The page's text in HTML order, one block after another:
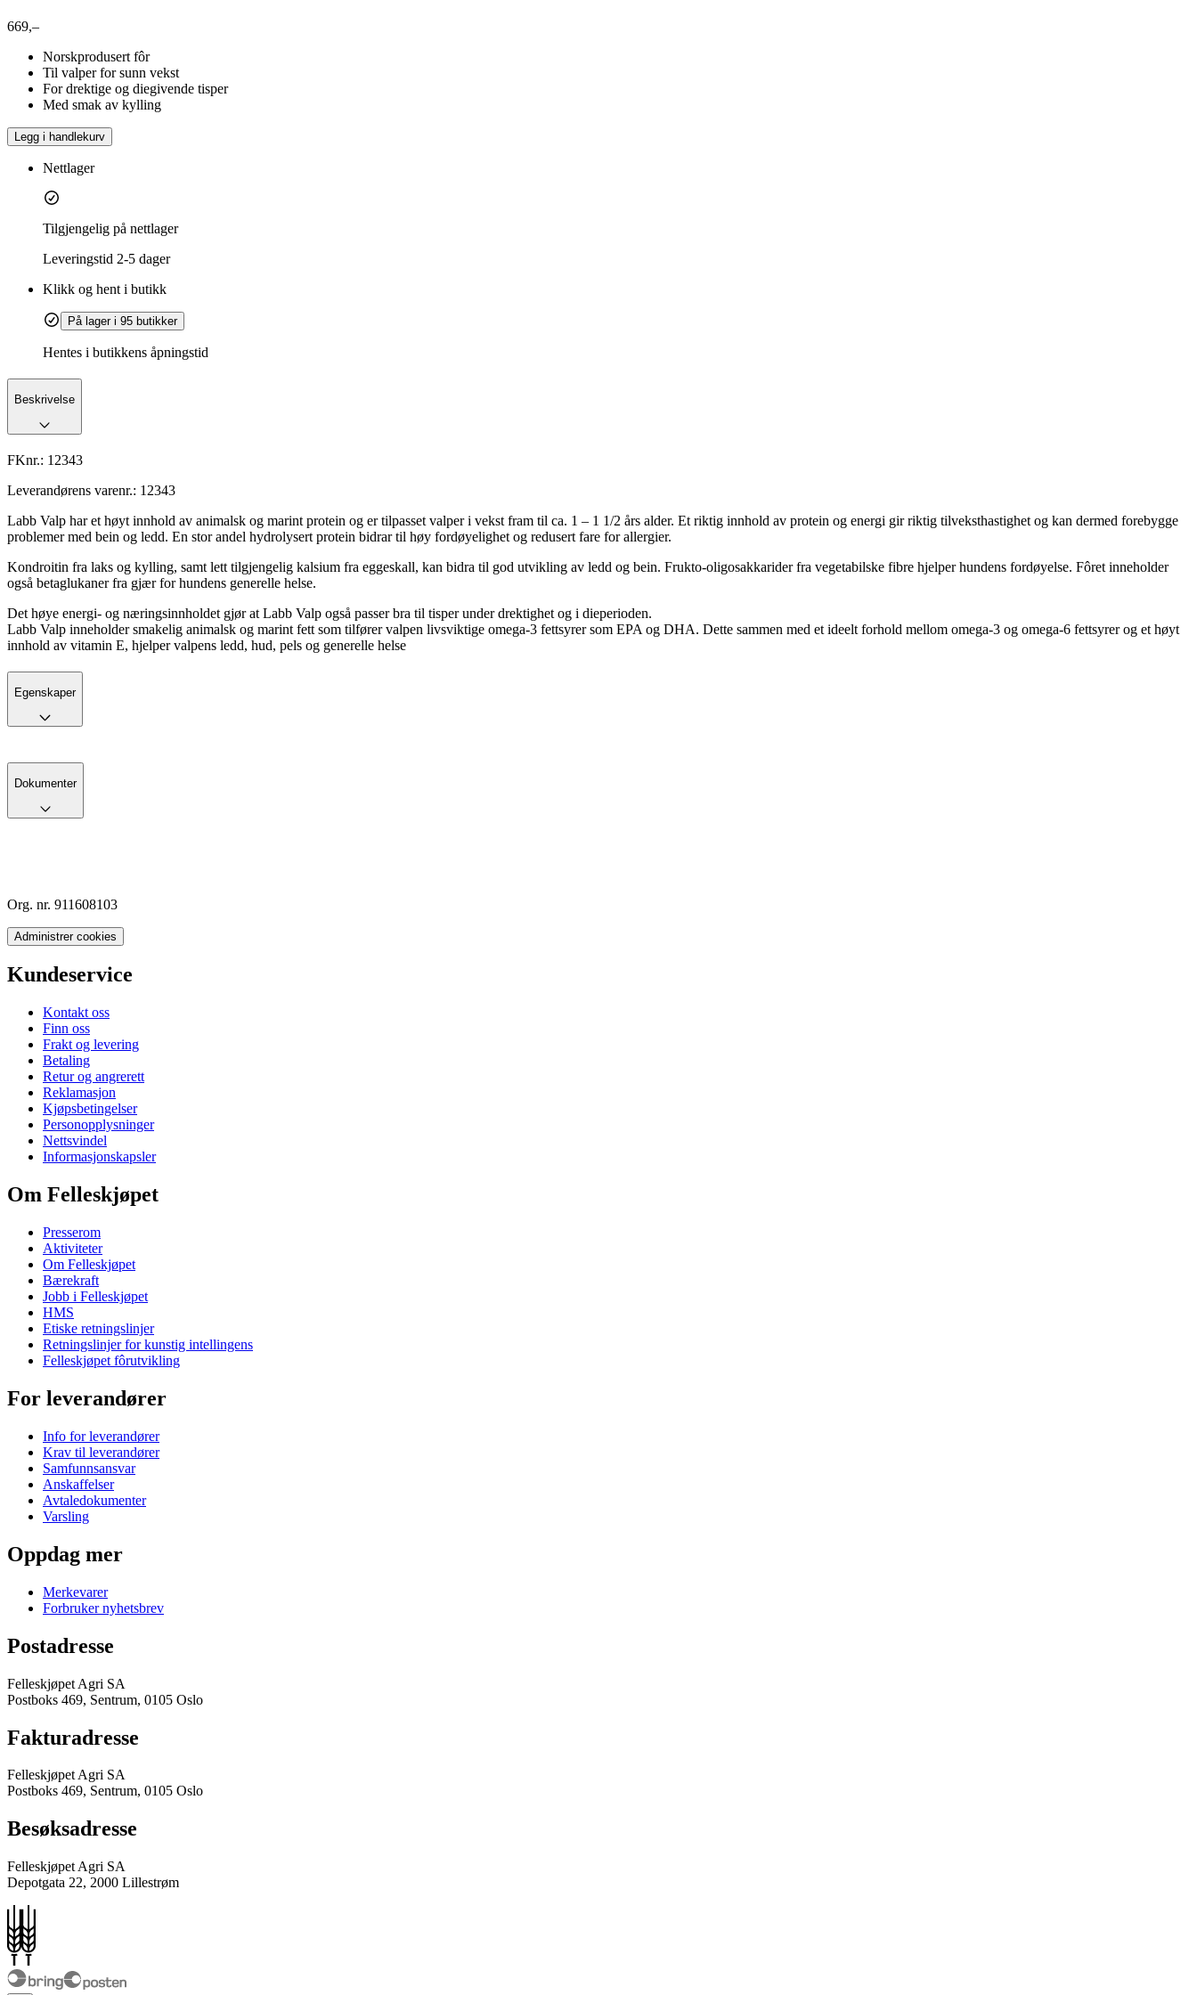
669,–
Norskprodusert fôr
Til valper for sunn vekst
For drektige og diegivende tisper
Med smak av kylling
Legg i handlekurv
Nettlager
Tilgjengelig på nettlager
Leveringstid 2-5 dager
Klikk og hent i butikk
På lager i 95 butikker
Hentes i butikkens åpningstid
Beskrivelse
FKnr.: 12343
Leverandørens varenr.: 12343
Labb Valp har et høyt innhold av animalsk og marint protein og er tilpasset valper i vekst fram til ca. 1 – 1 1/2 års alder. Et riktig innhold av protein og energi gir riktig tilveksthastighet og kan dermed forebygge
problemer med bein og ledd. En stor andel hydrolysert protein bidrar til høy fordøyelighet og redusert fare for allergier.
Kondroitin fra laks og kylling, samt lett tilgjengelig kalsium fra eggeskall, kan bidra til god utvikling av ledd og bein. Frukto-oligosakkarider fra vegetabilske fibre hjelper hundens fordøyelse. Fôret inneholder
også betaglukaner fra gjær for hundens generelle helse.
Det høye energi- og næringsinnholdet gjør at Labb Valp også passer bra til tisper under drektighet og i dieperioden.
Labb Valp inneholder smakelig animalsk og marint fett som tilfører valpen livsviktige omega-3 fettsyrer som EPA og DHA. Dette sammen med et ideelt forhold mellom omega-3 og omega-6 fettsyrer og et høyt
innhold av vitamin E, hjelper valpens ledd, hud, pels og generelle helse
Egenskaper
Dokumenter
Org. nr. 911608103
Administrer cookies
Kundeservice
Kontakt oss
Finn oss
Frakt og levering
Betaling
Retur og angrerett
Reklamasjon
Kjøpsbetingelser
Personopplysninger
Nettsvindel
Informasjonskapsler
Om Felleskjøpet
Presserom
Aktiviteter
Om Felleskjøpet
Bærekraft
Jobb i Felleskjøpet
HMS
Etiske retningslinjer
Retningslinjer for kunstig intellingens
Felleskjøpet fôrutvikling
For leverandører
Info for leverandører
Krav til leverandører
Samfunnsansvar
Anskaffelser
Avtaledokumenter
Varsling
Oppdag mer
Merkevarer
Forbruker nyhetsbrev
Postadresse
Felleskjøpet Agri SA
Postboks 469, Sentrum, 0105 Oslo
Fakturadresse
Felleskjøpet Agri SA
Postboks 469, Sentrum, 0105 Oslo
Besøksadresse
Felleskjøpet Agri SA
Depotgata 22, 2000 Lillestrøm